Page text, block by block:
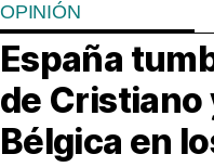
COMUNIDADES
ElConstitucional TV
MásQueTele
OPINIÓN
España
de Cristiano
Bélgica en